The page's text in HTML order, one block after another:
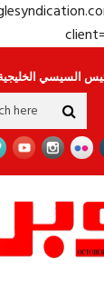
الخليجية..